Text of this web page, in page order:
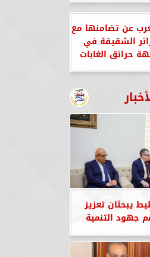
عن تضامنها مع
الشقيقة في
حرائق الغابات
يبحثان تعزيز
جهود التنمية